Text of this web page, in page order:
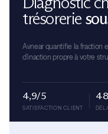
trésorerie
Avnear quantifie la fraction
d'inaction propre à votre
4,9/5
SATISFACTION CLIENT